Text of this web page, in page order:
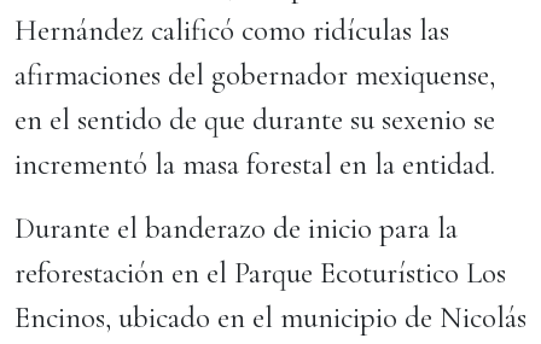
Hernández calificó como ridículas las
afirmaciones del gobernador mexiquense,
en el sentido de que durante su sexenio se
incrementó la masa forestal en la entidad.
Durante el banderazo de inicio para la
reforestación en el Parque Ecoturístico Los
Encinos, ubicado en el municipio de Nicolás